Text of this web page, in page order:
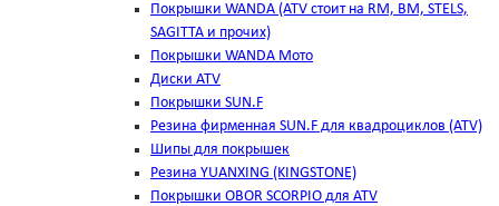
Покрышки WANDA (АТV стоит на RM, BM, STELS,
SAGITTA и прочих)
Покрышки WANDA Мото
Диски ATV
Покрышки SUN.F
Резина фирменная SUN.F для квадроциклов (АТV)
Шипы для покрышек
Резина YUANXING (KINGSTONE)
Покрышки OBOR SCORPIO для ATV